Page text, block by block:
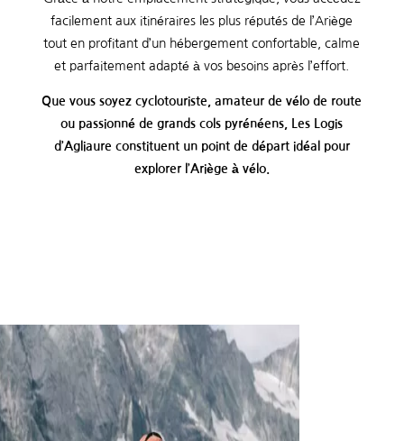
facilement aux itinéraires les plus réputés de l’Ariège
tout en profitant d’un hébergement confortable, calme
et parfaitement adapté à vos besoins après l’effort.
Que vous soyez cyclotouriste, amateur de vélo de route
ou passionné de grands cols pyrénéens, Les Logis
d’Agliaure constituent un point de départ idéal pour
explorer l’Ariège à vélo.